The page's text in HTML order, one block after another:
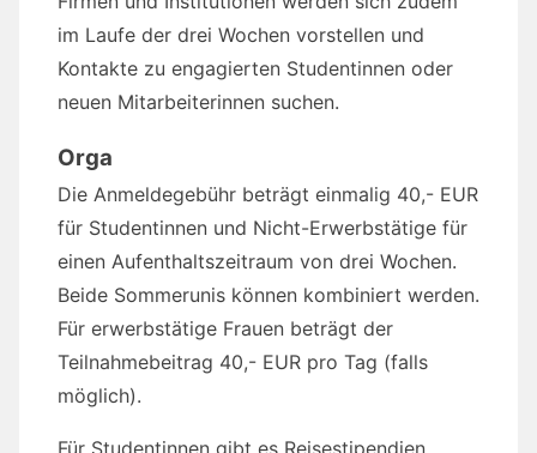
im Laufe der drei Wochen vorstellen und
Kontakte zu engagierten Studentinnen oder
neuen Mitarbeiterinnen suchen.
Orga
Die Anmeldegebühr beträgt einmalig 40,- EUR
für Studentinnen und Nicht-Erwerbstätige für
einen Aufenthaltszeitraum von drei Wochen.
Beide Sommerunis können kombiniert werden.
Für erwerbstätige Frauen beträgt der
Teilnahmebeitrag 40,- EUR pro Tag (falls
möglich).